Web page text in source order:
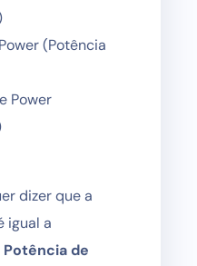
(Potência
Power
dizer que a
igual a
de